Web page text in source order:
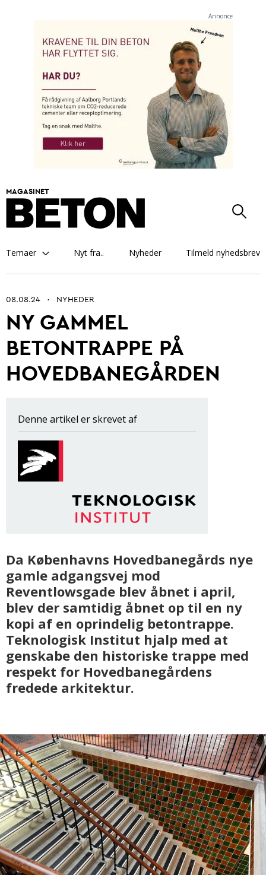
Annonce
MAGASINET
Temaer Nyt fra.. Nyheder Tilmeld nyhedsbrev
Betonarkitektur
Fremtidens betonbranche
Ung i betonbranchen
Kontrol og certificering
Byrum
Digitalisering og automatisering
08.08.24 • NYHEDER
NY GAMMEL
BETONTRAPPE PÅ
HOVEDBANEGÅRDEN
Denne artikel er skrevet af
Da Københavns Hovedbanegårds nye
gamle adgangsvej mod
Reventlowsgade blev åbnet i april,
blev der samtidig åbnet op til en ny
kopi af en oprindelig betontrappe.
Teknologisk Institut hjalp med at
genskabe den historiske trappe med
respekt for Hovedbanegårdens
fredede arkitektur.